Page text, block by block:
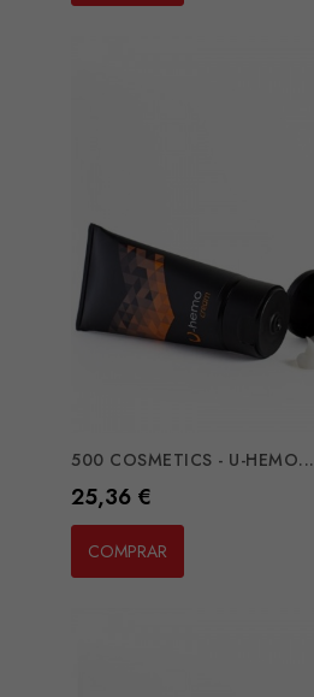
500 COSMETICS - U-HEMO...
Preço
25,36 €
COMPRAR